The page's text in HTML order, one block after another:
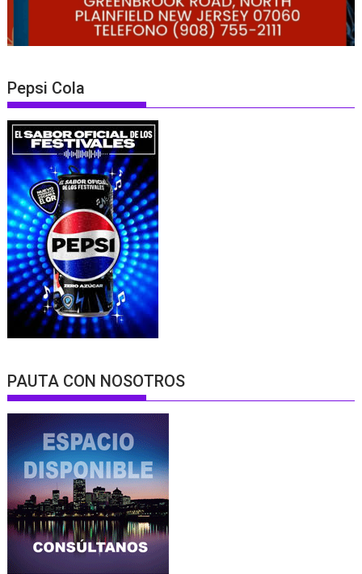
Pepsi Cola
PAUTA CON NOSOTROS